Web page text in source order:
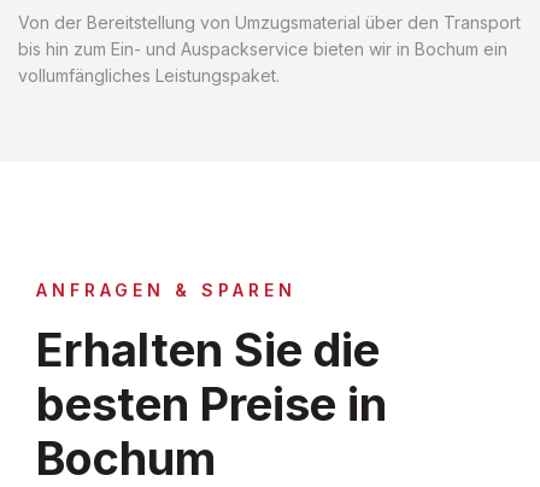
Von der Bereitstellung von Umzugsmaterial über den Transport
bis hin zum Ein- und Auspackservice bieten wir in Bochum ein
vollumfängliches Leistungspaket.
ANFRAGEN & SPAREN
Erhalten Sie die
besten Preise in
Bochum